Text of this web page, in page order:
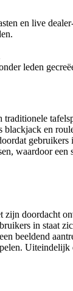
en live
leden
en
waardoor een
zijn doordacht
in staat
beeldend